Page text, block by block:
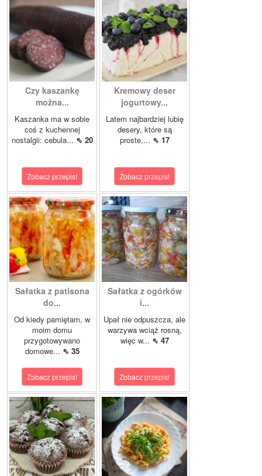
Czy kaszankę
można...
Kaszanka ma w sobie
coś z kuchennej
nostalgii: cebula... ⇖ 20
Zobacz przepis!
Kremowy deser
jogurtowy...
Latem najbardziej lubię
desery, które są
proste,... ⇖ 17
Zobacz przepis!
Sałatka z patisona
do...
Od kiedy pamiętam, w
moim domu
przygotowywano
domowe... ⇖ 35
Zobacz przepis!
Sałatka z ogórków
i...
Upał nie odpuszcza, ale
warzywa wciąż rosną,
więc w... ⇖ 47
Zobacz przepis!